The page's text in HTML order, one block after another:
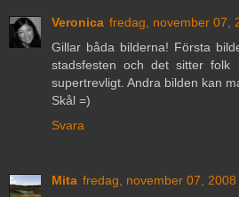
Veronica fredag, november 07,
Gillar båda bilderna! Första
stadsfesten och det sitter
supertrevligt. Andra bilden kan
Skål =)
Svara
Mita fredag, november 07, 2008